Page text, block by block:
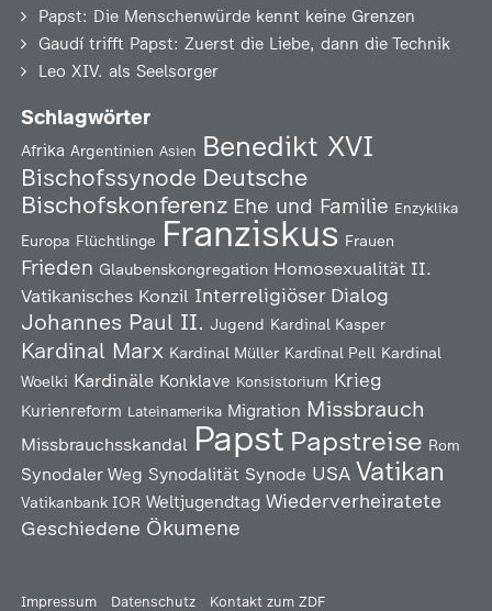
Papst: Die Menschenwürde kennt keine Grenzen
Gaudí trifft Papst: Zuerst die Liebe, dann die Technik
Leo XIV. als Seelsorger
Schlagwörter
Afrika Argentinien Asien Benedikt XVI
Bischofssynode Deutsche
Bischofskonferenz Ehe und Familie Enzyklika
Europa Flüchtlinge Franziskus Frauen
Frieden Glaubenskongregation Homosexualität II.
Vatikanisches Konzil Interreligiöser Dialog
Johannes Paul II. Jugend Kardinal Kasper
Kardinal Marx Kardinal Müller Kardinal Pell Kardinal
Woelki Kardinäle Konklave Konsistorium Krieg
Kurienreform Lateinamerika Migration Missbrauch
Missbrauchsskandal Papst Papstreise Rom
Synodaler Weg Synodalität Synode USA Vatikan
Vatikanbank IOR Weltjugendtag Wiederverheiratete
Geschiedene Ökumene
Impressum Datenschutz Kontakt zum ZDF